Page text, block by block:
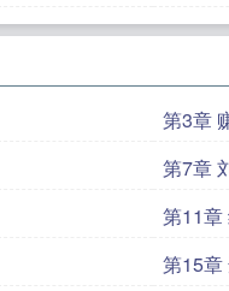
第3章
第7章
第11章
第15章